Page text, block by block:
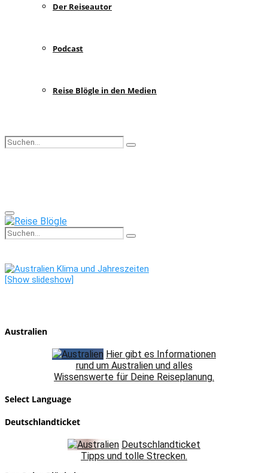
Der Reiseautor
Podcast
Reise Blögle in den Medien
Search
Search
Primary
Menu
Search
for:
Search
[Show slideshow]
Australien
Hier gibt es Informationen
rund um Australien und alles
Wissenswerte für Deine Reiseplanung.
Select Language
Deutschlandticket
Deutschlandticket
Tipps und tolle Strecken.